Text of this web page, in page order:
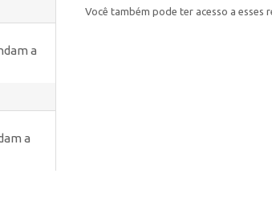
a
a
Você também pode ter acesso a esses